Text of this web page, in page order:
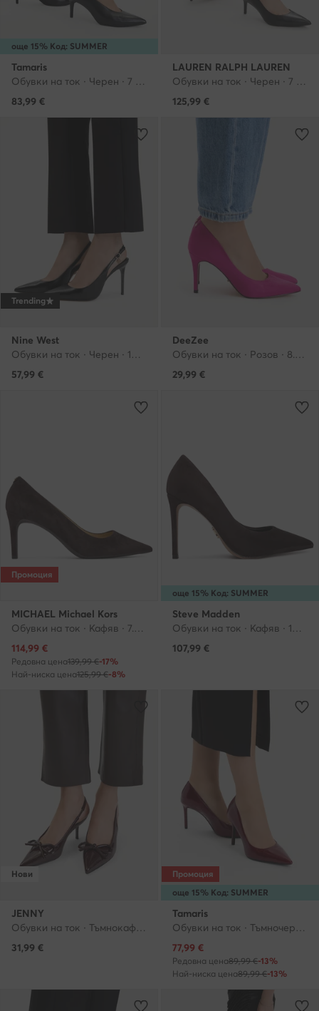
още 15% Код: SUMMER
Tamaris
Обувки на ток · Черен · 7 cm
83,99 €
LAUREN RALPH LAUREN
Обувки на ток · Черен · 7 cm
125,99 €
Trending
Nine West
Обувки на ток · Черен · 10 cm
57,99 €
DeeZee
Обувки на ток · Розов · 8.5 cm
29,99 €
Промоция
MICHAEL Michael Kors
Обувки на ток · Кафяв · 7.5 cm
Актуална цена
114,99 €
Редовна цена139,99 €-17%
Най-ниска цена125,99 €-8%
още 15% Код: SUMMER
Steve Madden
Обувки на ток · Кафяв · 10 cm
107,99 €
Нови
JENNY
Обувки на ток · Тъмнокафяв · 7 cm
31,99 €
още 15% Код: SUMMER
Промоция
Tamaris
Обувки на ток · Тъмночервен · 9 cm
Актуална цена
77,99 €
Редовна цена89,99 €-13%
Най-ниска цена89,99 €-13%